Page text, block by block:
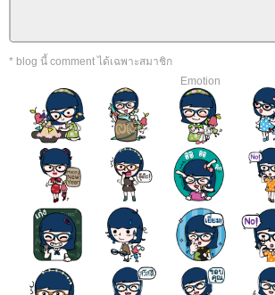
* blog นี้ comment ได้เฉพาะสมาชิก
Emotion